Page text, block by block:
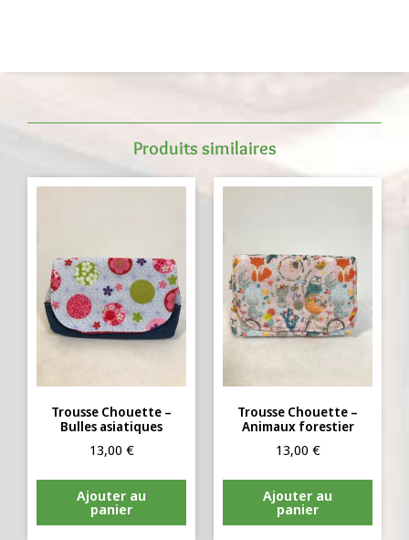
Produits similaires
Trousse Chouette –
Bulles asiatiques
13,00 €
Ajouter au
panier
Trousse Chouette –
Animaux forestier
13,00 €
Ajouter au
panier